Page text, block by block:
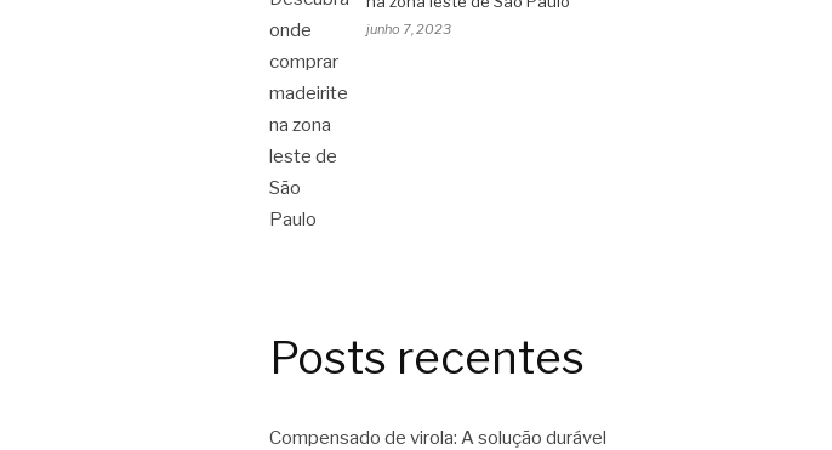
junho 7, 2023
Posts recentes
Compensado de virola: A solução durável